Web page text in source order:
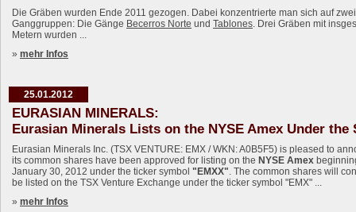
Die Gräben wurden Ende 2011 gezogen. Dabei konzentrierte man sich auf
Ganggruppen: Die Gänge Becerros Norte und Tablones. Drei Gräben mit
Metern wurden ...
» mehr Infos
25.01.2012
EURASIAN MINERALS:
Eurasian Minerals Lists on the NYSE Amex Under the
Eurasian Minerals Inc. (TSX VENTURE: EMX / WKN: A0B5F5) is pleased to
its common shares have been approved for listing on the NYSE Amex
January 30, 2012 under the ticker symbol "EMXX". The common shares will
be listed on the TSX Venture Exchange under the ticker symbol "EMX" ...
» mehr Infos